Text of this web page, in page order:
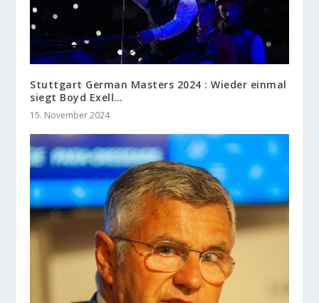
Stuttgart German Masters 2024 : Wieder einmal
siegt Boyd Exell…
15. November 2024